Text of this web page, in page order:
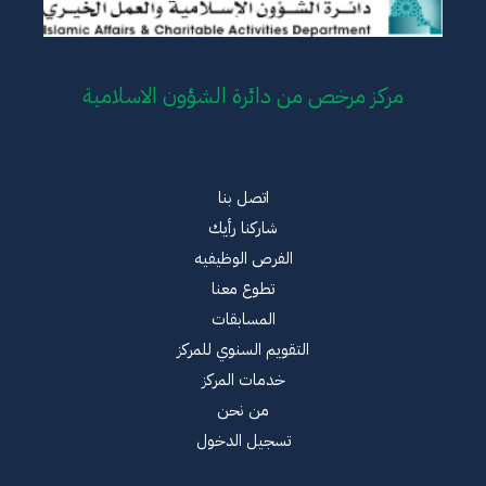
مركز مرخص من دائرة الشؤون الاسلامية
اتصل بنا
شاركنا رأيك
الفرص الوظيفيه
تطوع معنا
المسابقات
التقويم السنوي للمركز
خدمات المركز
من نحن
تسجيل الدخول